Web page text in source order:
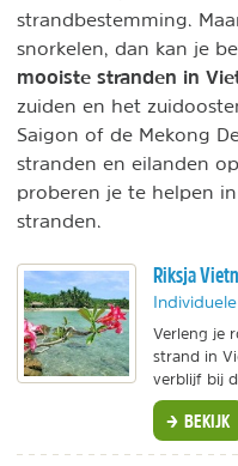
strandbestemming.
snorkelen, dan kan je
mooiste stranden in
zuiden en het
Saigon of de Mekong
stranden en eilanden
proberen je te helpen
stranden.
Riksja
Verleng je
strand in
verblijf bij
BEKIJK